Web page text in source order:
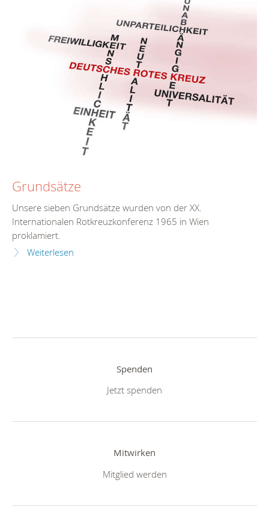
Grundsätze
Unsere sieben Grundsätze wurden von der XX.
Internationalen Rotkreuzkonferenz 1965 in Wien
proklamiert.
Weiterlesen
Spenden
Jetzt spenden
Mitwirken
Mitglied werden